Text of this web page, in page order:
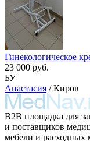
Гинекологическое
23 000 руб.
БУ
Анастасия / Киров
B2B площадка для
и поставщиков
мебели и расходных